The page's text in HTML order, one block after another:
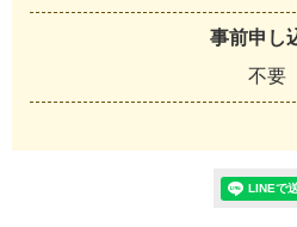
事前申し
不要